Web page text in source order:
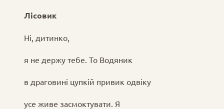
Лісовик
Ні, дитинко,
я не держу тебе. То Водяник
в драговині цупкій привик одвіку
усе живе засмоктувати. Я